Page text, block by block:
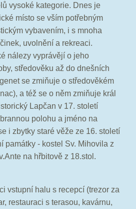
vysoké kategorie. Dnes je
místo se vším potřebným
vybavením, i s mnoha
uvolnění a rekreaci.
nálezy vyprávějí o jeho
středověku až do dnešních
se zmiňuje o středověkém
a též se o něm zmiňuje král
Lapčan v 17. století
polohu a jméno na
i zbytky staré věže ze 16. století
památky - kostel Sv. Mihovila z
na hřbitově z 18.stol.
vstupní halu s recepcí (trezor za
restauraci s terasou, kavárnu,